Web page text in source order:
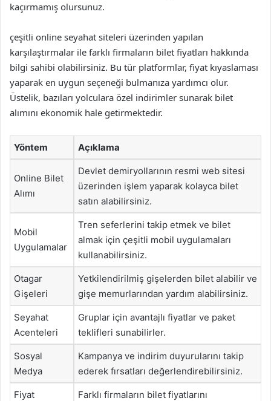
kaçırmamış olursunuz.
çeşitli online seyahat siteleri üzerinden yapılan
karşılaştırmalar ile farklı firmaların bilet fiyatları hakkında
bilgi sahibi olabilirsiniz. Bu tür platformlar, fiyat kıyaslaması
yaparak en uygun seçeneği bulmanıza yardımcı olur.
Üstelik, bazıları yolculara özel indirimler sunarak bilet
alımını ekonomik hale getirmektedir.
Yöntem Açıklama
Online Bilet
Alımı
Devlet demiryollarının resmi web sitesi
üzerinden işlem yaparak kolayca bilet
satın alabilirsiniz.
Mobil
Uygulamalar
Tren seferlerini takip etmek ve bilet
almak için çeşitli mobil uygulamaları
kullanabilirsiniz.
Otagar
Gişeleri
Yetkilendirilmiş gişelerden bilet alabilir ve
gişe memurlarından yardım alabilirsiniz.
Seyahat
Acenteleri
Gruplar için avantajlı fiyatlar ve paket
teklifleri sunabilirler.
Sosyal
Medya
Kampanya ve indirim duyurularını takip
ederek fırsatları değerlendirebilirsiniz.
Fiyat
Farklı firmaların bilet fiyatlarını